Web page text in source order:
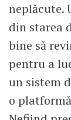
neplăcute.
din starea
bine să
pentru a
un sistem
o